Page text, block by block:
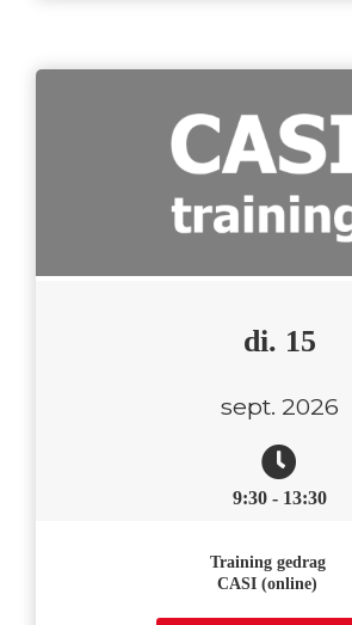
di. 15
sept. 2026
9:30 - 13:30
Training gedrag
CASI (online)